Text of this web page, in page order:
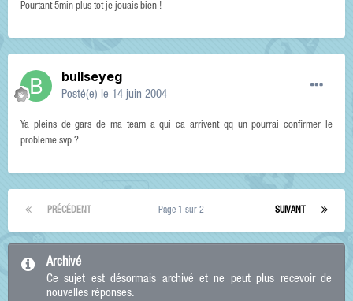
Pourtant 5min plus tot je jouais bien !
bullseyeg
Posté(e) le 14 juin 2004
Ya pleins de gars de ma team a qui ca arrivent qq un pourrai confirmer le
probleme svp ?
PRÉCÉDENT SUIVANT
Page 1 sur 2
Archivé
Ce sujet est désormais archivé et ne peut plus recevoir de
nouvelles réponses.